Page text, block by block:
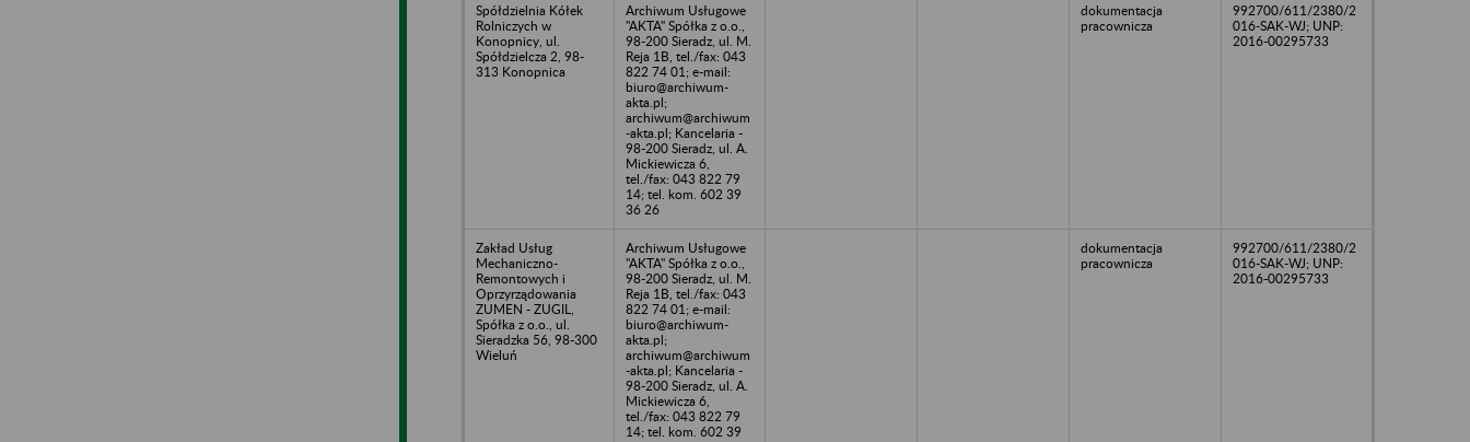
Spółdzielnia Kółek
Rolniczych w
Konopnicy, ul.
Spółdzielcza 2, 98-
313 Konopnica
Archiwum Usługowe
"AKTA" Spółka z o.o.,
98-200 Sieradz, ul. M.
Reja 1B, tel./fax: 043
822 74 01; e-mail:
biuro@archiwum-
akta.pl;
archiwum@archiwum
-akta.pl; Kancelaria -
98-200 Sieradz, ul. A.
Mickiewicza 6,
tel./fax: 043 822 79
14; tel. kom. 602 39
36 26
dokumentacja
pracownicza
992700/611/2380/2
016-SAK-WJ; UNP:
2016-00295733
Zakład Usług
Mechaniczno-
Remontowych i
Oprzyrządowania
ZUMEN - ZUGIL,
Spółka z o.o., ul.
Sieradzka 56, 98-300
Wieluń
Archiwum Usługowe
"AKTA" Spółka z o.o.,
98-200 Sieradz, ul. M.
Reja 1B, tel./fax: 043
822 74 01; e-mail:
biuro@archiwum-
akta.pl;
archiwum@archiwum
-akta.pl; Kancelaria -
98-200 Sieradz, ul. A.
Mickiewicza 6,
tel./fax: 043 822 79
14; tel. kom. 602 39
dokumentacja
pracownicza
992700/611/2380/2
016-SAK-WJ; UNP:
2016-00295733